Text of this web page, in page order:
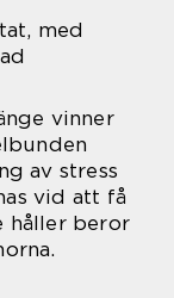
med
vinner
av stress
vid att få
håller beror